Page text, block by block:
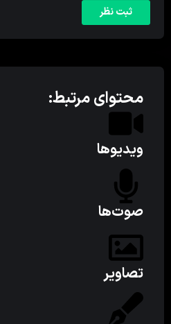
محتوای مرتبط:
ویدیوها
صوت‌ها
تصاویر